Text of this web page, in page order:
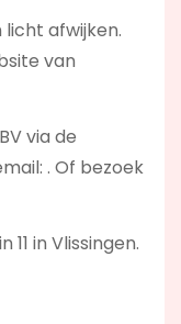
afwijken.
van
via de
. Of bezoek
11 in Vlissingen.